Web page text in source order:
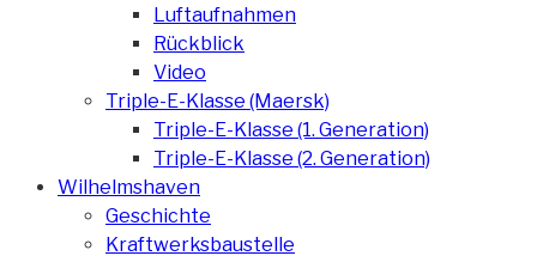
Luftaufnahmen
Rückblick
Video
Triple-E-Klasse (Maersk)
Triple-E-Klasse (1. Generation)
Triple-E-Klasse (2. Generation)
Wilhelmshaven
Geschichte
Kraftwerksbaustelle